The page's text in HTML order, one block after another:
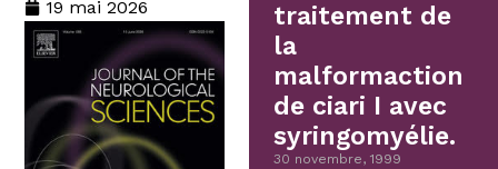
19 mai 2026
traitement de
la
malformaction
de ciari I avec
syringomyélie.
30 novembre, 1999